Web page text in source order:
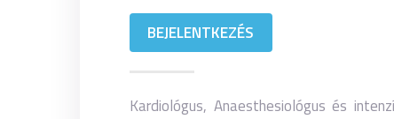
ONLINE IDŐPONT
BEJELENTKEZÉS
Kardiológus, Anaesthesiológus és